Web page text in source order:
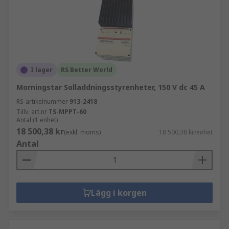
I lager RS Better World
Morningstar Solladdningsstyrenheter, 150 V dc 45 A
RS-artikelnummer 913-2418
Tillv. art.nr TS-MPPT-60
Antal (1 enhet)
18 500,38 kr(exkl. moms) 18 500,38 kr/enhet
Antal
Lägg i korgen